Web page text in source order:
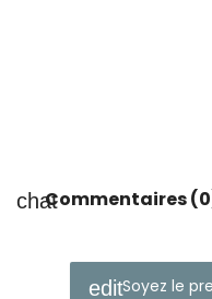
Commentaires
Soyez le